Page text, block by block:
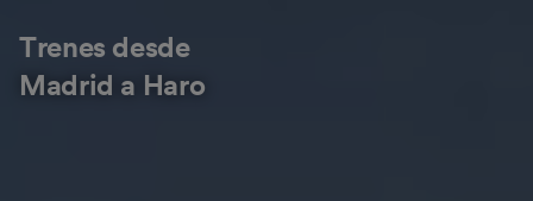
Trenes desde
Madrid a Haro